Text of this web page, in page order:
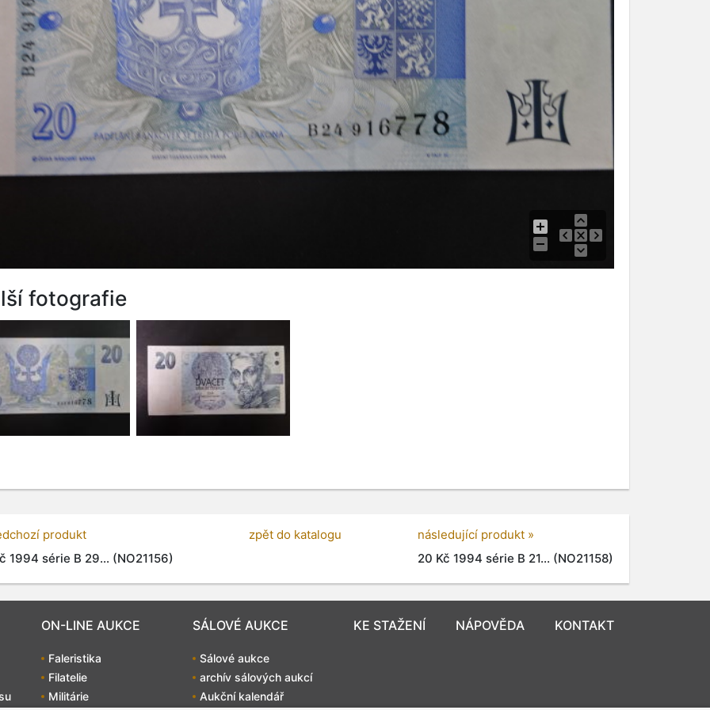
fotografie
produkt
1994 série B 29... (NO21156)
zpět do katalogu
následující produkt »
20 Kč 1994 série B 21... (NO21158)
ON-LINE AUKCE
Faleristika
Filatelie
Militárie
SÁLOVÉ AUKCE
Sálové aukce
archív sálových aukcí
Aukční kalendář
KE STAŽENÍ NÁPOVĚDA KONTAKT